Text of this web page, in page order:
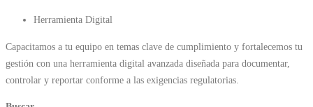
Herramienta Digital
Capacitamos a tu equipo en temas clave de cumplimiento y fortalecemos tu
gestión con una herramienta digital avanzada diseñada para documentar,
controlar y reportar conforme a las exigencias regulatorias.